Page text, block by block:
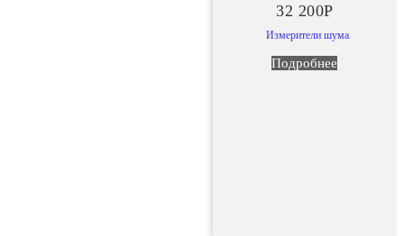
32 200Р
Измерители шума
Подробнее